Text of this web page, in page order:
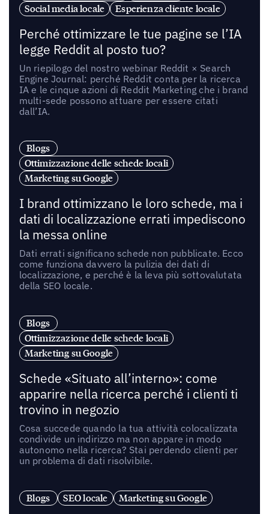
Social media locale
Esperienza cliente locale
Perché ottimizzare le tue pagine se l’IA
legge Reddit al posto tuo?
Un riepilogo del nostro webinar Reddit × Search
Engine Journal: perché Reddit conta per la ricerca
IA e le cinque azioni di Reddit Marketing che i brand
multi-sede possono attuare per essere citati
dall’IA.
Blogs
Ottimizzazione delle schede locali
Marketing su Google
I brand ottimizzano le loro schede, ma i
dati di localizzazione errati impediscono
la messa online
Dati errati significano schede non pubblicate. Ecco
come funziona davvero la pulizia dei dati di
localizzazione, e perché è la leva più sottovalutata
della SEO locale.
Blogs
Ottimizzazione delle schede locali
Marketing su Google
Schede «Situato all’interno»: come
apparire nella ricerca perché i clienti ti
trovino in negozio
Cosa succede quando la tua attività colocalizzata
condivide un indirizzo ma non appare in modo
autonomo nella ricerca? Stai perdendo clienti per
un problema di dati risolvibile.
Blogs SEO locale Marketing su Google